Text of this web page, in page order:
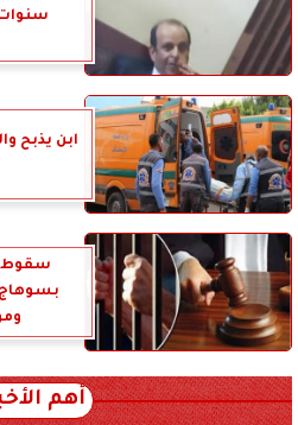
ابن يذبح
سقوط
أهم